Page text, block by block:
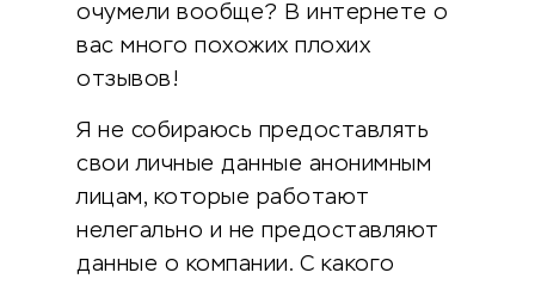
очумели вообще? В интернете о
вас много похожих плохих
отзывов!
Я не собираюсь предоставлять
свои личные данные анонимным
лицам, которые работают
нелегально и не предоставляют
данные о компании. С какого